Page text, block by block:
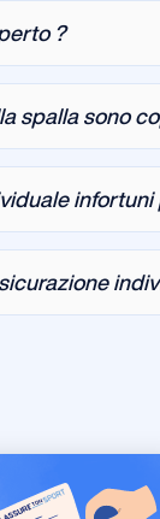
?
spalla sono